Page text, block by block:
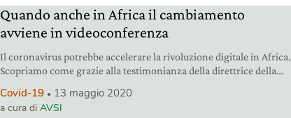
Quando anche in Africa il cambiamento
avviene in videoconferenza
Il coronavirus potrebbe accelerare la rivoluzione digitale in Africa.
Scopriamo come grazie alla testimonianza della direttrice della
Covid-19 13 maggio 2020
a cura diAVSI